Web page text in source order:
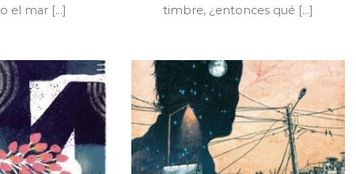
el mar [...]
timbre, ¿entonces qué [...]